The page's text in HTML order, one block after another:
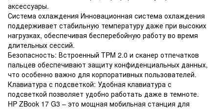
аксессуары.
Система охлаждения Инновационная система охлаждения
поддерживает стабильную температуру даже при высоких
нагрузках, обеспечивая бесперебойную работу во время
длительных сессий.
Безопасность: Встроенный TPM 2.0 и сканер отпечатков
пальцев обеспечивают защиту конфиденциальных данных,
что особенно важно для корпоративных пользователей.
Клавиатура с подсветкой: Удобная клавиатура с
подсветкой позволяет удобно работать даже в темноте.
HP ZBook 17 G3 – это мощная мобильная станция для